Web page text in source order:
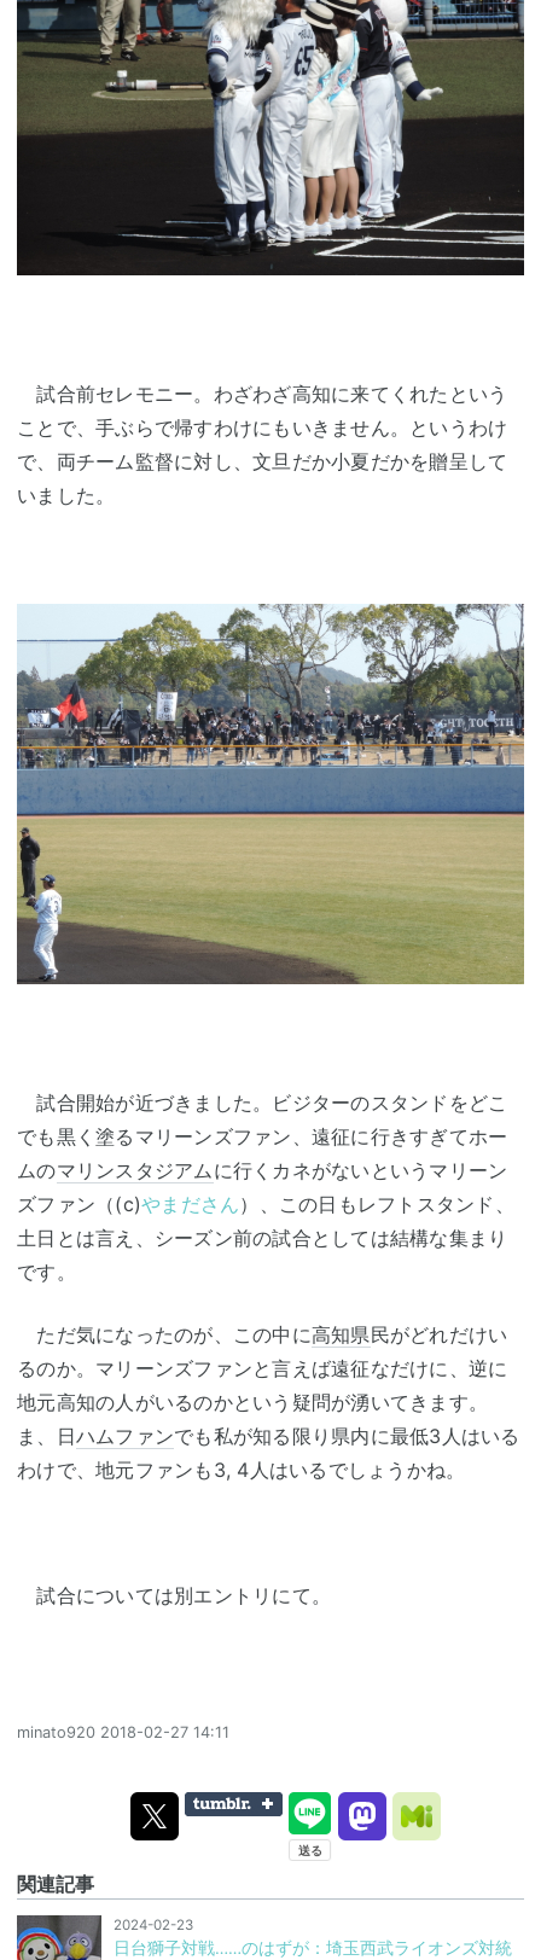
試合前セレモニー。わざわざ高知に来てくれたという
ことで、手ぶらで帰すわけにもいきません。というわけ
で、両チーム監督に対し、文旦だか小夏だかを贈呈して
いました。
試合開始が近づきました。ビジターのスタンドをどこ
でも黒く塗るマリーンズファン、遠征に行きすぎてホー
ムのマリンスタジアムに行くカネがないというマリーン
ズファン（(c)やまださん）、この日もレフトスタンド、
土日とは言え、シーズン前の試合としては結構な集まり
です。
ただ気になったのが、この中に高知県民がどれだけい
るのか。マリーンズファンと言えば遠征なだけに、逆に
地元高知の人がいるのかという疑問が湧いてきます。
ま、日ハムファンでも私が知る限り県内に最低3人はいる
わけで、地元ファンも3, 4人はいるでしょうかね。
試合については別エントリにて。
minato920 2018-02-27 14:11
関連記事
2024-02-23
日台獅子対戦……のはずが：埼玉西武ライオンズ対統